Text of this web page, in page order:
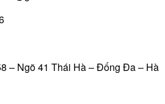
– Ngõ 41 Thái Hà – Đống Đa – Hà